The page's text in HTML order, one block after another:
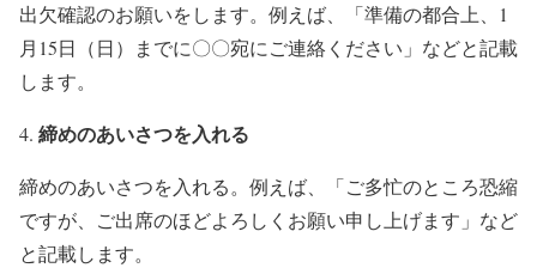
出欠確認のお願いをします。例えば、「準備の都合上、1
月15日（日）までに〇〇宛にご連絡ください」などと記載
します。
締めのあいさつを入れる
締めのあいさつを入れる。例えば、「ご多忙のところ恐縮
ですが、ご出席のほどよろしくお願い申し上げます」など
と記載します。